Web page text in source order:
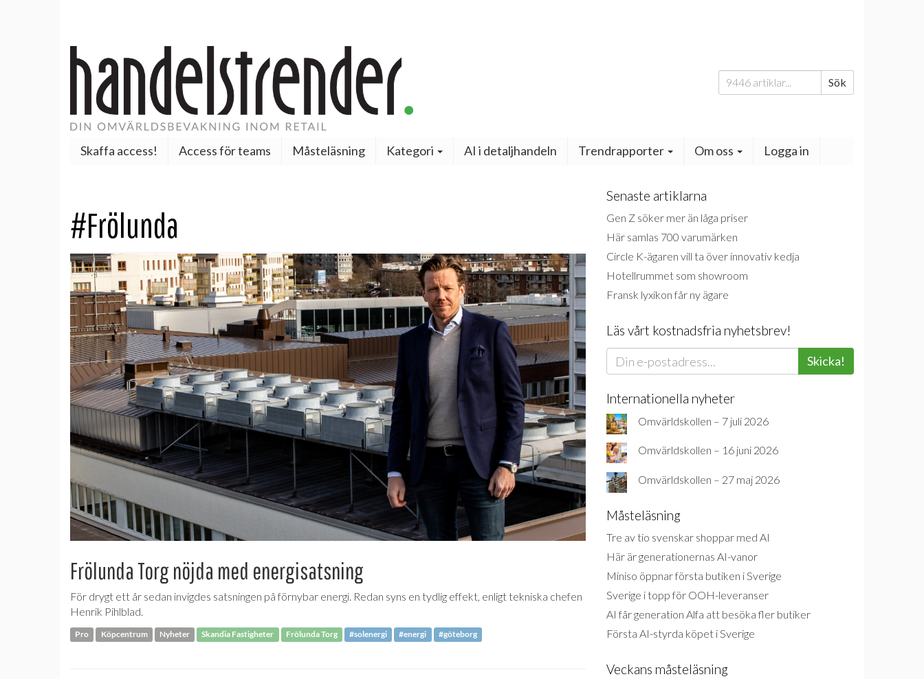
Sök
efter:
Sök
Skaffa access! Access för teams Måsteläsning Kategori AI i detaljhandeln Trendrapporter Om oss Logga in
#Frölunda
Frölunda Torg nöjda med energisatsning
För drygt ett år sedan invigdes satsningen på förnybar energi. Redan syns en tydlig effekt, enligt tekniska chefen
Henrik Pihlblad.
Pro Köpcentrum Nyheter Skandia Fastigheter Frölunda Torg #solenergi #energi #göteborg
Senaste artiklarna
Gen Z söker mer än låga priser
Här samlas 700 varumärken
Circle K-ägaren vill ta över innovativ kedja
Hotellrummet som showroom
Fransk lyxikon får ny ägare
Läs vårt kostnadsfria nyhetsbrev!
Skicka!
Internationella nyheter
Omvärldskollen – 7 juli 2026
Omvärldskollen – 16 juni 2026
Omvärldskollen – 27 maj 2026
Måsteläsning
Tre av tio svenskar shoppar med AI
Här är generationernas AI-vanor
Miniso öppnar första butiken i Sverige
Sverige i topp för OOH-leveranser
AI får generation Alfa att besöka fler butiker
Första AI-styrda köpet i Sverige
Veckans måsteläsning